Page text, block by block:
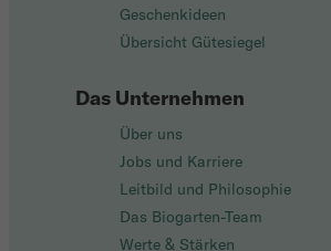
Geschenkideen
Übersicht Gütesiegel
Das Unternehmen
Über uns
Jobs und Karriere
Leitbild und Philosophie
Das Biogarten-Team
Werte & Stärken